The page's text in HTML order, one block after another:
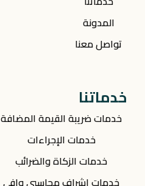
المدونة
تواصل معنا
خدماتنا
خدمات ضريبة القيمة المضافة
خدمات الإجراءات
خدمات الزكاة والضرائب
خدمات إشراف محاسبي وافي